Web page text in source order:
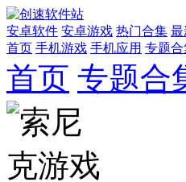
安卓软件 安卓游戏 热门合集 最
首页 手机游戏 手机应用 专题合
首页 专题合